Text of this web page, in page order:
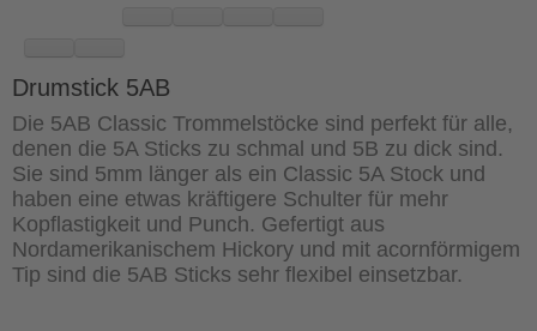
Drumstick 5AB
Die 5AB Classic Trommelstöcke sind perfekt für alle,
denen die 5A Sticks zu schmal und 5B zu dick sind.
Sie sind 5mm länger als ein Classic 5A Stock und
haben eine etwas kräftigere Schulter für mehr
Kopflastigkeit und Punch. Gefertigt aus
Nordamerikanischem Hickory und mit acornförmigem
Tip sind die 5AB Sticks sehr flexibel einsetzbar.